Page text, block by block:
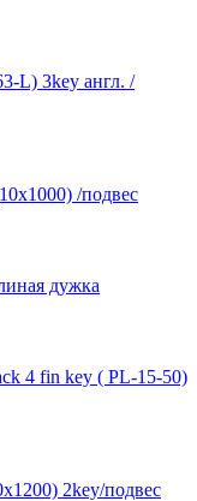
L) 3key англ. /
/подвес
дужка
4 fin key ( PL-15-50)
2key/подвес